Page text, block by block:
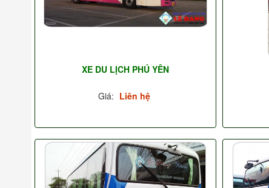
XE DU LỊCH PHÚ YÊN
Giá: Liên hệ